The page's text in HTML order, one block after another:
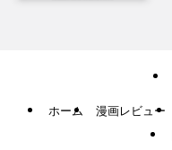
ホーム 漫画レビュー